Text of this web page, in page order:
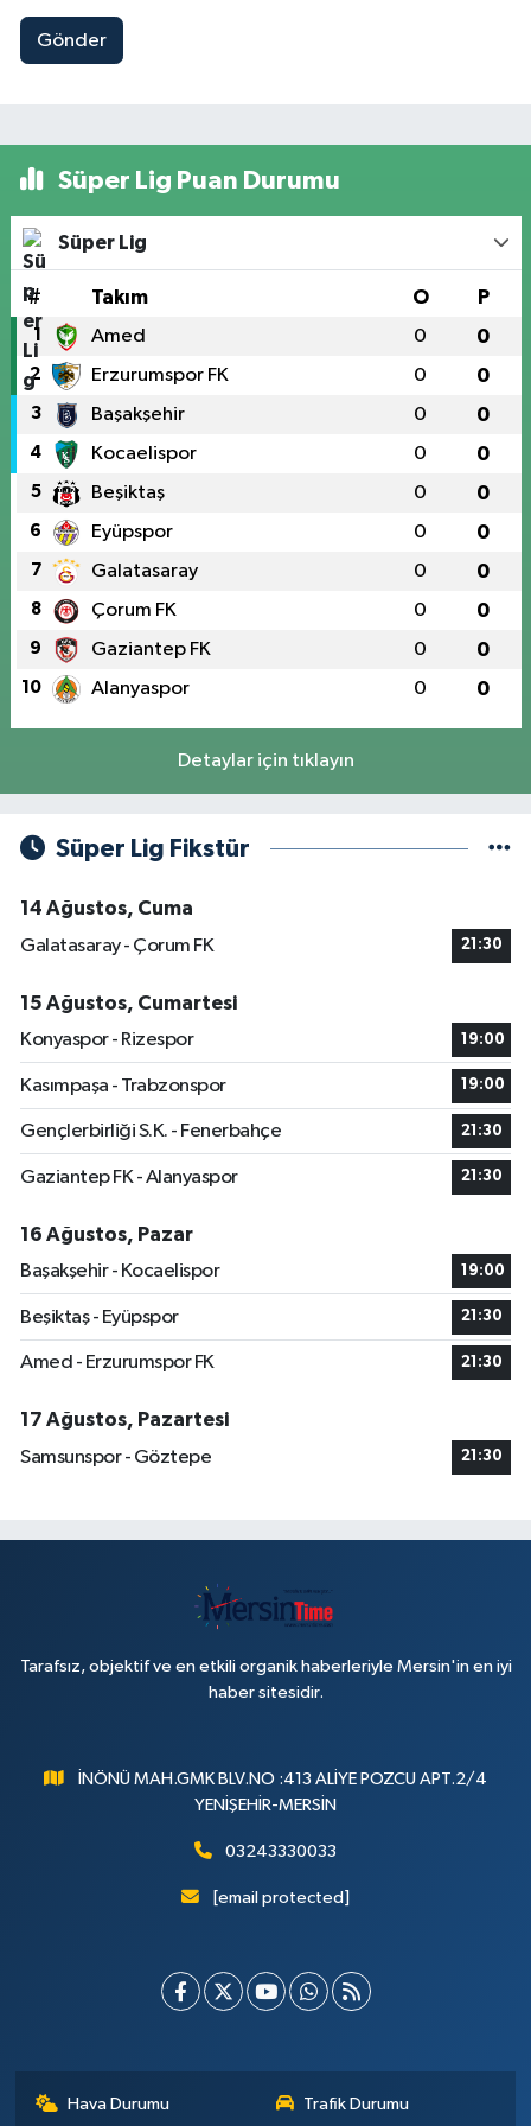
Gönder
Süper Lig Puan Durumu
Süper Lig
# Takım O P
1 Amed 0 0
2 Erzurumspor FK 0 0
3 Başakşehir 0 0
4 Kocaelispor 0 0
5 Beşiktaş 0 0
6 Eyüpspor 0 0
7 Galatasaray 0 0
8 Çorum FK 0 0
9 Gaziantep FK 0 0
10 Alanyaspor 0 0
Detaylar için tıklayın
Süper Lig Fikstür
14 Ağustos, Cuma
Galatasaray - Çorum FK
21:30
15 Ağustos, Cumartesi
Konyaspor - Rizespor
19:00
Kasımpaşa - Trabzonspor 19:00
Gençlerbirliği S.K. - Fenerbahçe 21:30
Gaziantep FK - Alanyaspor 21:30
16 Ağustos, Pazar
Başakşehir - Kocaelispor
19:00
Beşiktaş - Eyüpspor 21:30
Amed - Erzurumspor FK 21:30
17 Ağustos, Pazartesi
Samsunspor - Göztepe
21:30
Tarafsız, objektif ve en etkili organik haberleriyle Mersin'in en iyi
haber sitesidir.
İNÖNÜ MAH.GMK BLV.NO :413 ALİYE POZCU APT.2/4
YENİŞEHİR-MERSİN
03243330033
[email protected]
Hava Durumu Trafik Durumu